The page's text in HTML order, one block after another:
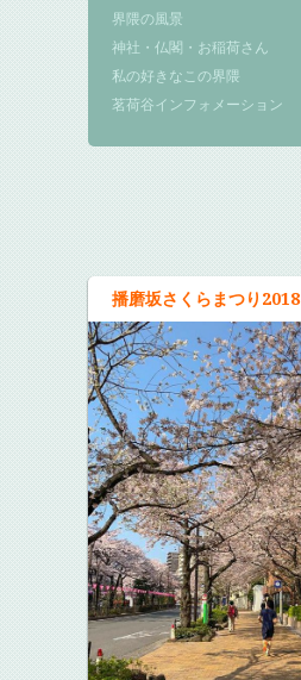
界隈の風景
神社・仏閣・お稲荷さん
私の好きなこの界隈
茗荷谷インフォメーション
播磨坂さくらまつり2018